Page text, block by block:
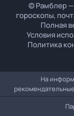
© Рамблер —
гороскопы,
Полная
Условия
Политика
На